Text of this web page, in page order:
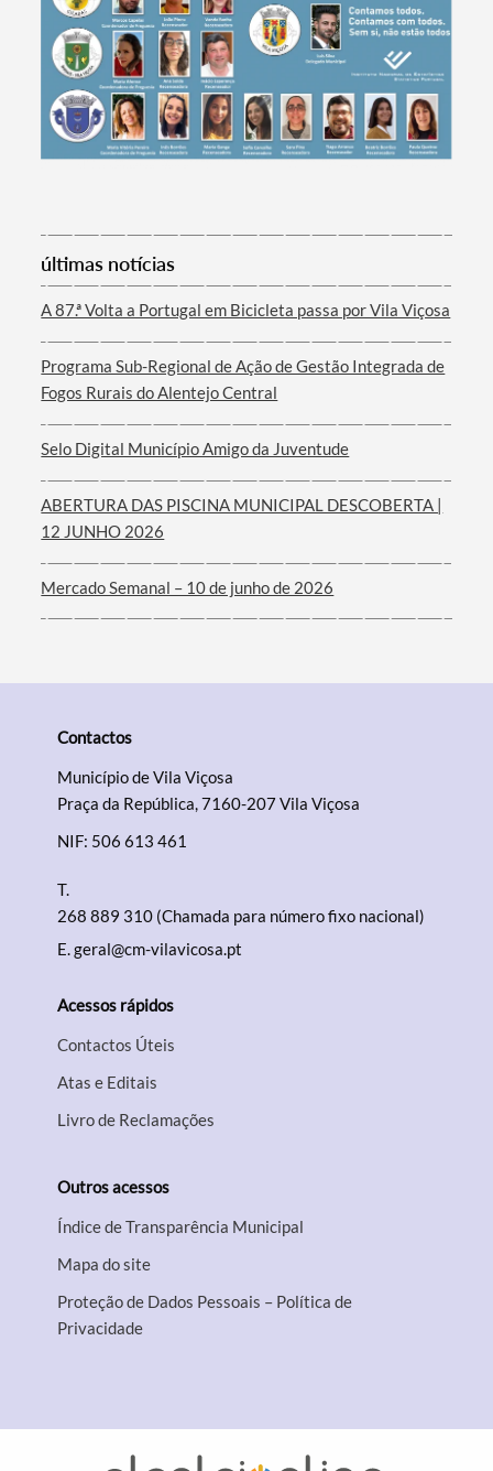
Categorias gerais
últimas notícias
A 87.ª Volta a Portugal em Bicicleta passa por Vila Viçosa
Programa Sub-Regional de Ação de Gestão Integrada de
Fogos Rurais do Alentejo Central
Selo Digital Município Amigo da Juventude
ABERTURA DAS PISCINA MUNICIPAL DESCOBERTA |
12 JUNHO 2026
Mercado Semanal – 10 de junho de 2026
Contactos
Município de Vila Viçosa
Praça da República, 7160-207 Vila Viçosa
NIF: 506 613 461
T.
268 889 310 (Chamada para número fixo nacional)
E.geral@cm-vilavicosa.pt
Acessos rápidos
Contactos Úteis
Atas e Editais
Livro de Reclamações
Outros acessos
Índice de Transparência Municipal
Mapa do site
Proteção de Dados Pessoais – Política de
Privacidade